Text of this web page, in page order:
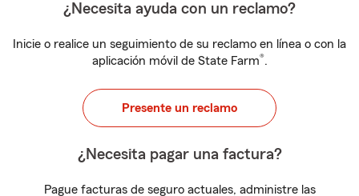
¿Necesita ayuda con un reclamo?
Inicie o realice un seguimiento de su reclamo en línea o con la
aplicación móvil de State Farm®.
Presente un reclamo
¿Necesita pagar una factura?
Pague facturas de seguro actuales, administre las